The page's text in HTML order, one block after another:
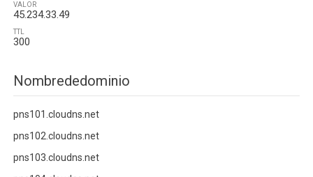
VALOR
45.234.33.49
TTL
300
Nombrededominio
pns101.cloudns.net
pns102.cloudns.net
pns103.cloudns.net